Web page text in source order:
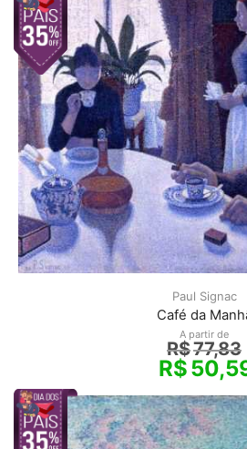
Paul Signac
Café da
A partir de
R$77,83
R$